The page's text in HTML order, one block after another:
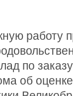
работу
по
об оценке